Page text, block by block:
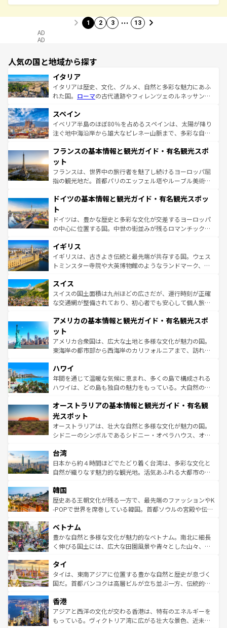
1 2 3 … 13
AD
AD
人気の国と地域から探す
イタリア
イタリアは歴史、文化、グルメ、自然と多彩な魅力にあふ
れた国。 ローマの古代遺跡やフィレンツェのルネッサンス
ろん、トスカーナの美しい田園風景やアマルフィ海岸の絶
景など、自然景観も見逃せない。観光の合間には、本場の
ピザやパスタなど、絶品のイタリア料理を堪能することも
ませてくれるイタリアで、忘れられない旅をしてみよう！
なお、新着のイタリア情報は
しい。
スペイン
イベリア半島のほぼ80％を占めるスペインは、太陽が降り
注ぐ地中海沿岸から雄大なピレネー山脈まで、多彩な自然
文化が根付くこの国では、情熱的なフラメンコ、熱気あふ
れる闘牛、そして美味しいタパスが生活の一部となってい
る。首都マドリードの洗練された雰囲気や、バルセロナの
アートに溢れた街角から、地方では古代ローマ遺跡や中世
せる。地方によって風土や気候が異なるスペインはその個
ンテンツ一覧 を参照してほしい。
フランスの基本情報と観光ガイド・有名観光スポ
ット
フランスは、世界中の旅行者を魅了し続けるヨーロッパ屈
指の観光地だ。首都パリのエッフェル塔やルーブル美術館
で、幅広い魅力が詰まっている。華麗な宮殿、歴史的な大
聖堂、美しいビーチ、そして豊かな自然が、訪れる者を心
から魅了する。また、フランスは美食の国としても知ら
れ、フランス料理はユネスコ無形文化遺産にも登録されて
香り高いラベンダー畑など、多彩な楽しみ方が可能だ。さ
らに、パリ以外の地域にも魅力が溢れており、どの街角に
も豊かな歴史と文化が息づいている。パリ以外の個性あふ
を参照してほしい。
ドイツの基本情報と観光ガイド・有名観光スポッ
ト
ドイツは、豊かな歴史と多彩な文化が交差するヨーロッパ
の中心に位置する国。中世の街並みが残るロマンチック街
顔を持つこの国は、どこを歩いても飽きることがない。ベ
ルリンの文化的活気、バイエルン州のアルプスの絶景、そ
してライン川沿いのワイン畑といった風景は必見。ビール
は、お酒好きな人にはぜひ体験してほしい。 なお、新着の
ドイツ情報はコンテンツ一覧を参照してほしい。
イギリス
イギリスは、古きよき伝統と最先端が共存する国。ウェス
トミンスター寺院や大英博物館のようなランドマーク、歴
リアごとに異なる魅力がある。また、優雅なアフタヌーン
ティー、ビール好きにはたまらない英国パブ、サッカー観
戦など、本場だからこそできる体験も豊富。イギリスを旅
ンツ一覧を参照してほしい。
スイス
スイスの国土面積は九州ほどの広さだが、運行時刻が正確
な交通網が整備されており、初心者でも安心して個人旅行
の建物がそのまま残る町や、スイスならではのユニークな
博物館もあり、アルプス観光だけでなく町歩きも満喫する
ことができる。国民の所得が高いため物価も高いが、旅行
者向けの交通パス提供のサービスもあり、うまく活用すれ
着のスイス情報は
アメリカの基本情報と観光ガイド・有名観光スポ
ット
アメリカ合衆国は、広大な土地と多様な文化が魅力の国。
東海岸の都市部から西海岸のカリフォルニアまで、訪れる
のような巨大都市は、観光、ショッピング、エンターテイ
ンメントが詰まった刺激的なスポットだ。一方、アメリカ
西部には大自然が広がり、グランドキャニオンやイエロー
部のニューオーリンズでは、音楽と美食が融合した独特の
文化が魅力。旅行者はアメリカの各地域で異なる魅力を楽
しみながら、その多様性と豊かな歴史を感じることができ
るだろう。車でのロードトリップや列車の旅も、アメリカ
情報は
ハワイ
年間を通じて温暖な気候に恵まれ、多くの島で構成される
ハワイは、どの島も独自の魅力をもっている。大自然の神
ワイ島は見逃せない。また、定番の観光地といえばオアフ
島だが、静かな自然を求めるならマウイ島やカウアイ島が
おすすめ。エメラルドグリーンに輝く海をはじめ、豊かな
文化や歴史が息づいている。「アロハスピリット」と呼ば
人々、おいしいローカルフードやハワイアンミュージッ
ク、伝統的なフラダンスなど、すべてがハワイの魅力を彩
っている。訪れるたびに新しい発見と感動が待っているハ
はコンテンツ一覧
オーストラリアの基本情報と観光ガイド・有名観
光スポット
オーストラリアは、壮大な自然と多様な文化が魅力の国。
シドニーのシンボルであるシドニー・オペラハウス、オー
リアリーフや大陸中央部にそびえるウルル（エアーズロッ
ク）、タスマニアの美しい原生林やケアンズの熱帯雨林な
ど、見どころがたくさん。また、カフェやワイン、オージ
いる。アクティビティも充実しており、サーフィンやダイ
ビング、ハイキングなど、アウトドア好きにはたまらな
い。オーストラリアの多彩な魅力を存分に味わいつくそ
参照してほしい。
台湾
日本から約４時間ほどでたどり着く台湾は、多彩な文化と
自然が織りなす魅力的な観光地。活気あふれる大都市の台
ン）、静ひつな山岳地帯である台湾東部など、都市の喧騒
と山間の静けさが共存しており、訪れる人に新しい発見と
驚きをもたらしてくれる。また、奥深い台湾の食文化も魅
容にもいいと評判のスイーツなど、バラエティ豊かな料理
が味わえる。 なお、新着の台湾情報は コンテンツ一覧を参
照してほしい。
韓国
歴史ある王朝文化が残る一方で、最先端のファッションやK
-POPで世界を席巻している韓国。首都ソウルの宮殿や伝統
き、地方に足を延ばせば四季折々の自然美を楽しむことが
できる。そして、キムチや焼肉、絶品のストリートフード
まで、さまざまな韓国料理が待っている。夜には、韓国な
リティに包まれながら、韓国の多彩な魅力を心ゆくまで味
わってみてほしい。 なお、新着の韓国情報はコンテンツ一
覧を参照してほしい。
ベトナム
豊かな自然と多様な文化が魅力的なベトナム。南北に細長
く伸びる国土には、広大な田園風景や青々とした山々、世
急速な発展と共に伝統が息づく。ハノイの古い町並みやホ
ーチミン市のフランス統治時代の建物も、独特の雰囲気を
醸し出している。また、バラエティの豊かさとおいしさで
とつ。フォーやバインミー、ベトナムコーヒーなどは、ぜ
ひ現地で味わいたい。どの地域を訪れてもあたたかい人々
が旅行者を迎えてくれるので、きっと忘れられない旅にな
タイ
タイは、東南アジアに位置する豊かな自然と歴史が息づく
国だ。首都バンコクは高層ビルが立ち並ぶ一方、伝統的な
の活気が交差している。北部ではチェンマイなどの山岳地
帯で自然と触れ合い、南部ではプーケットやクラビの美し
いビーチでリゾート気分を楽しむことができる。タイ料理
香港
アジアと西洋の文化が交わる香港は、特有のエネルギーを
もっている。ヴィクトリア湾に広がる壮大な景色、近未来